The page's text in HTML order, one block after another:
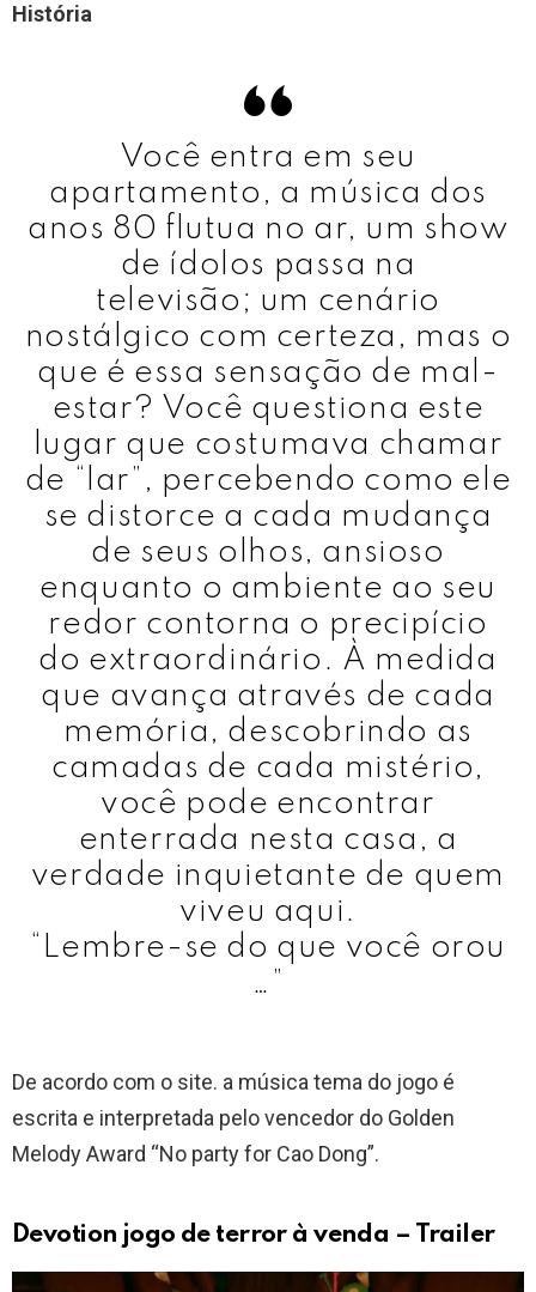
História
Você entra em seu
apartamento, a música dos
anos 80 flutua no ar, um show
de ídolos passa na
televisão; um cenário
nostálgico com certeza, mas o
que é essa sensação de mal-
estar? Você questiona este
lugar que costumava chamar
de “lar”, percebendo como ele
se distorce a cada mudança
de seus olhos, ansioso
enquanto o ambiente ao seu
redor contorna o precipício
do extraordinário. À medida
que avança através de cada
memória, descobrindo as
camadas de cada mistério,
você pode encontrar
enterrada nesta casa, a
verdade inquietante de quem
viveu aqui.
“Lembre-se do que você orou
…”
De acordo com o site. a música tema do jogo é
escrita e interpretada pelo vencedor do Golden
Melody Award “No party for Cao Dong”.
Devotion jogo de terror à venda – Trailer